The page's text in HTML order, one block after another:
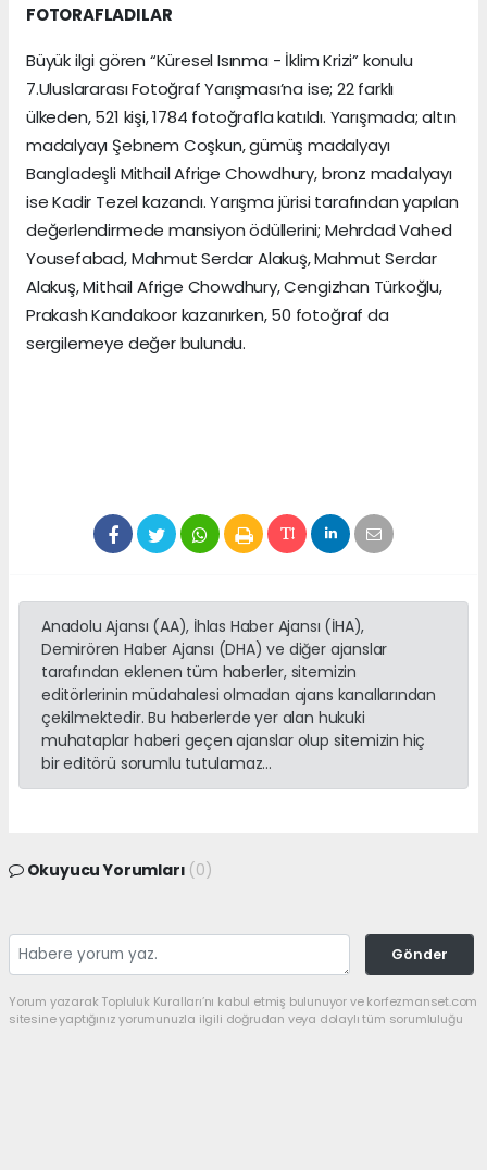
FOTORAFLADILAR
Büyük ilgi gören “Küresel Isınma - İklim Krizi” konulu
7.Uluslararası Fotoğraf Yarışması’na ise; 22 farklı
ülkeden, 521 kişi, 1784 fotoğrafla katıldı. Yarışmada; altın
madalyayı Şebnem Coşkun, gümüş madalyayı
Bangladeşli Mithail Afrige Chowdhury, bronz madalyayı
ise Kadir Tezel kazandı. Yarışma jürisi tarafından yapılan
değerlendirmede mansiyon ödüllerini; Mehrdad Vahed
Yousefabad, Mahmut Serdar Alakuş, Mahmut Serdar
Alakuş, Mithail Afrige Chowdhury, Cengizhan Türkoğlu,
Prakash Kandakoor kazanırken, 50 fotoğraf da
sergilemeye değer bulundu.
Anadolu Ajansı (AA), İhlas Haber Ajansı (İHA),
Demirören Haber Ajansı (DHA) ve diğer ajanslar
tarafından eklenen tüm haberler, sitemizin
editörlerinin müdahalesi olmadan ajans kanallarından
çekilmektedir. Bu haberlerde yer alan hukuki
muhataplar haberi geçen ajanslar olup sitemizin hiç
bir editörü sorumlu tutulamaz...
Okuyucu Yorumları (0)
Gönder
Yorum yazarak Topluluk Kuralları’nı kabul etmiş bulunuyor ve korfezmanset.com
sitesine yaptığınız yorumunuzla ilgili doğrudan veya dolaylı tüm sorumluluğu